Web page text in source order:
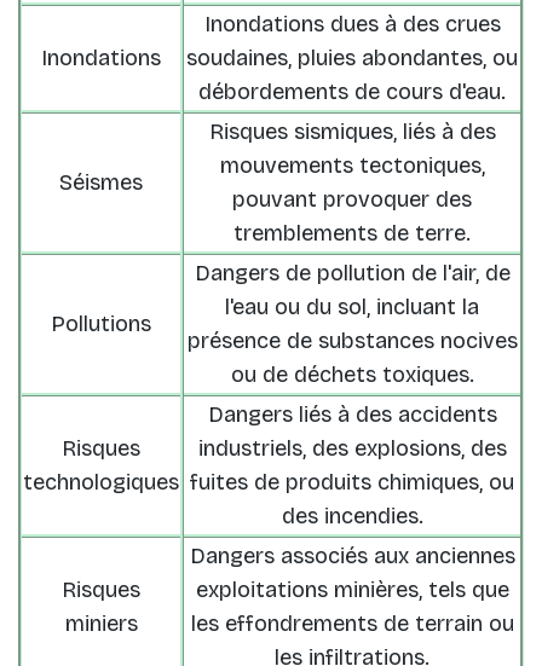
Inondations
Inondations dues à des crues
soudaines, pluies abondantes, ou
débordements de cours d'eau.
Séismes
Risques sismiques, liés à des
mouvements tectoniques,
pouvant provoquer des
tremblements de terre.
Pollutions
Dangers de pollution de l'air, de
l'eau ou du sol, incluant la
présence de substances nocives
ou de déchets toxiques.
Risques
technologiques
Dangers liés à des accidents
industriels, des explosions, des
fuites de produits chimiques, ou
des incendies.
Risques
miniers
Dangers associés aux anciennes
exploitations minières, tels que
les effondrements de terrain ou
les infiltrations.